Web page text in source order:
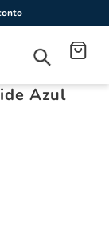
Azul